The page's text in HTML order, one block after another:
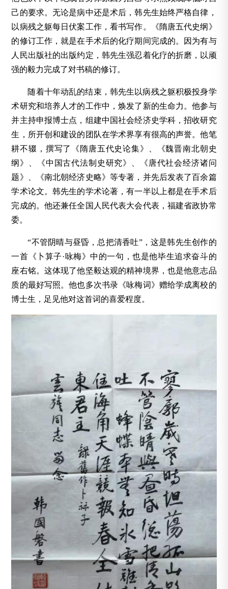
己的要求。无论是病中还是术后，韩先生始终严格自律，
以病残之躯每日伏案工作，看书写作。《隋唐五代史纲》
的修订工作，就是在手术后的化疗期间完成的。因为有与
人民出版社的出版约定，韩先生强忍着化疗的折磨，以顽
强的毅力完成了对书稿的修订。
随着十年动乱的结束，韩先生以病残之躯积极投身学
术研究和培养人才的工作中，焕发了新的生命力。他参与
并主持申报博士点，组建中国社会经济史学科，招收研究
生，所开创和建设的团队在学术界享有很高的声誉。他笔
耕不辍，撰写了《隋唐五代史论集》、《魏晋南北朝史
纲》、《中国古代法制史研究》、《唐代社会经济诸问
题》、《南北朝经济史略》等专著，并先后发表了百余篇
学术论文。韩先生的学术论著，有一半以上都是在手术后
完成的。他还兼任全国人民代表大会代表，福建省政协常
委。
“不管阴晴与昼昏，总把清香吐”，这是韩先生创作的
一首《卜算子·咏梅》中的一句，也是他毕生追求奋斗的
座右铭。这体现了他坚毅达观的精神境界，也是他意志品
质的最好写照。他也多次书录《咏梅词》赠给学成离校的
博士生，足见他对这首词的喜爱程度。